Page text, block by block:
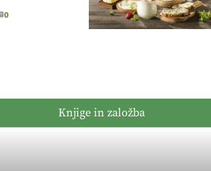
kmetija FREŠER
EKIPE
LIGA PRVAKOV:
UKRAJINA vs.
0
Knjige in založba